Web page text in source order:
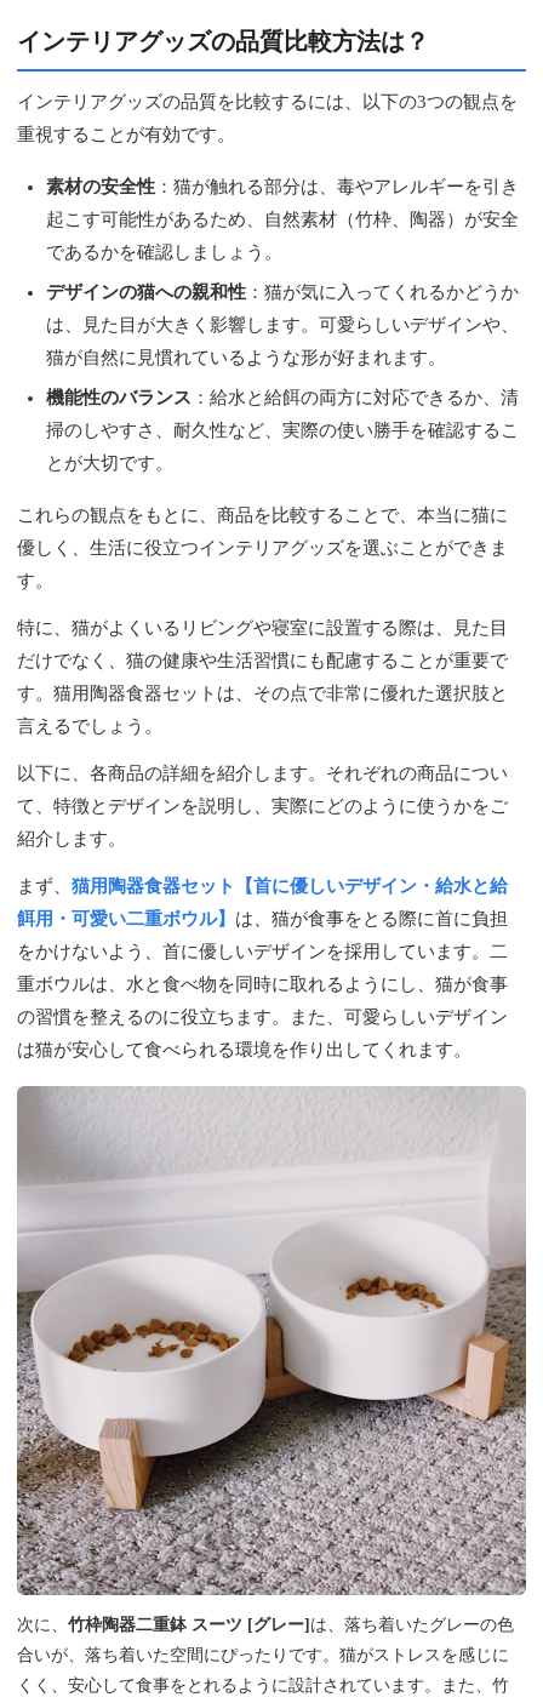
インテリアグッズの品質比較方法は？
インテリアグッズの品質を比較するには、以下の3つの観点を
重視することが有効です。
素材の安全性 ：猫が触れる部分は、毒やアレルギーを引き
起こす可能性があるため、自然素材（竹枠、陶器）が安全
であるかを確認しましょう。
デザインの猫への親和性 ：猫が気に入ってくれるかどうか
は、見た目が大きく影響します。可愛らしいデザインや、
猫が自然に見慣れているような形が好まれます。
機能性のバランス ：給水と給餌の両方に対応できるか、清
掃のしやすさ、耐久性など、実際の使い勝手を確認するこ
とが大切です。
これらの観点をもとに、商品を比較することで、本当に猫に
優しく、生活に役立つインテリアグッズを選ぶことができま
す。
特に、猫がよくいるリビングや寝室に設置する際は、見た目
だけでなく、猫の健康や生活習慣にも配慮することが重要で
す。猫用陶器食器セットは、その点で非常に優れた選択肢と
言えるでしょう。
以下に、各商品の詳細を紹介します。それぞれの商品につい
て、特徴とデザインを説明し、実際にどのように使うかをご
紹介します。
まず、猫用陶器食器セット【首に優しいデザイン・給水と給
餌用・可愛い二重ボウル】 は、猫が食事をとる際に首に負担
をかけないよう、首に優しいデザインを採用しています。二
重ボウルは、水と食べ物を同時に取れるようにし、猫が食事
の習慣を整えるのに役立ちます。また、可愛らしいデザイン
は猫が安心して食べられる環境を作り出してくれます。
次に、竹枠陶器二重鉢 スーツ [グレー]は、落ち着いたグレーの色
合いが、落ち着いた空間にぴったりです。猫がストレスを感じに
くく、安心して食事をとれるように設計されています。また、竹